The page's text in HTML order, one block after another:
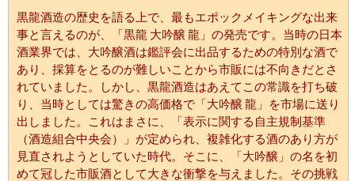
黒龍酒造の歴史を語る上で、最もエポックメイキングな出来
事と言えるのが、「黒龍 大吟醸 龍」の発売です。当時の日本
酒業界では、大吟醸酒は鑑評会に出品するための特別な酒で
あり、採算をとるのが難しいことから市販には不向きだとさ
れていました。しかし、黒龍酒造はあえてこの常識を打ち破
り、当時としては驚きの高価格で「大吟醸 龍」を市場に送り
出しました。これはまさに、「表示に関する自主規制基準
（酒造組合中央会）」が定められ、複雑化する酒のあり方が
見直されようとしていた時代。そこに、「大吟醸」の名を初
めて冠した市販酒として大きな衝撃を与えました。その挑戦